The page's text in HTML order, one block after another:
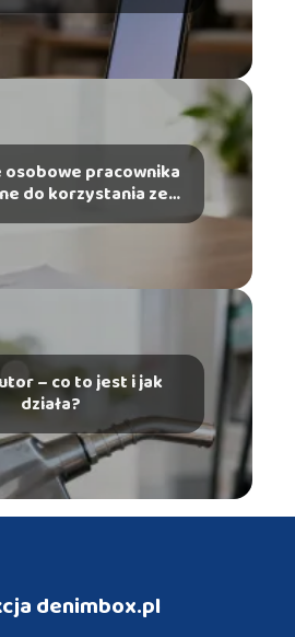
osobowe pracownika
do korzystania ze
uprawnień – co
– co to jest i jak
działa?
denimbox.pl